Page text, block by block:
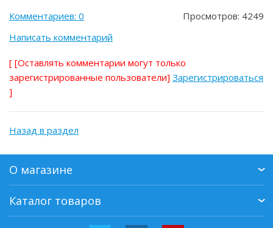
Комментариев: 0
Просмотров: 4249
Написать комментарий
[ [Оставлять комментарии могут только
зарегистрированные пользователи] Зарегистрироваться
]
Назад в раздел
О магазине
Каталог товаров